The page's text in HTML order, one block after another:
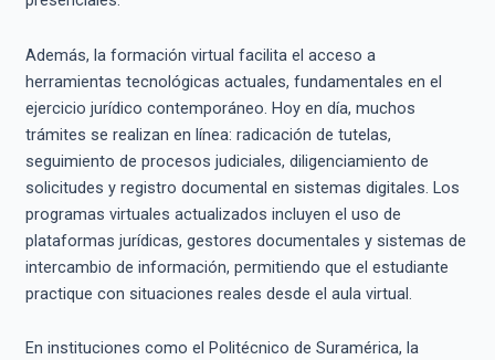
Además, la formación virtual facilita el acceso a
herramientas tecnológicas actuales, fundamentales en el
ejercicio jurídico contemporáneo. Hoy en día, muchos
trámites se realizan en línea: radicación de tutelas,
seguimiento de procesos judiciales, diligenciamiento de
solicitudes y registro documental en sistemas digitales. Los
programas virtuales actualizados incluyen el uso de
plataformas jurídicas, gestores documentales y sistemas de
intercambio de información, permitiendo que el estudiante
practique con situaciones reales desde el aula virtual.
En instituciones como el Politécnico de Suramérica, la